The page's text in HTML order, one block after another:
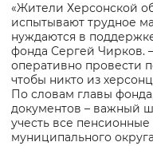
«Жители Херсонской
испытывают трудное
нуждаются в
фонда Сергей Чирков.
оперативно провести
чтобы никто из
По словам главы
документов – важный
учесть все
муниципального